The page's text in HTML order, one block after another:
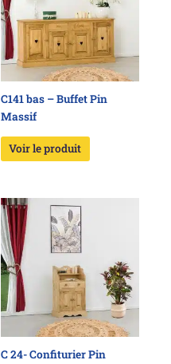
C141 bas – Buffet Pin
Massif
Voir le produit
C 24- Confiturier Pin